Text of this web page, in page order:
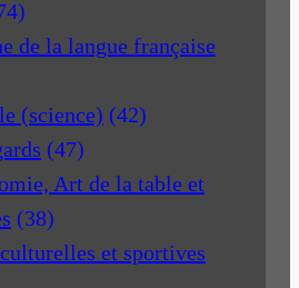
de la langue française
(science) (42)
(47)
Art de la table et
(38)
et sportives